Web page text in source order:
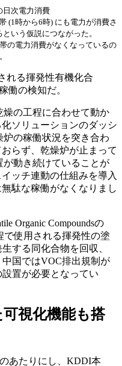
日次電力消費
(1時から6時) にも電力が消費さ
いう仮説につながった。
の電力消費がなくなっているの
れる揮発性有機化合
働の検知だ。
燥の工程に合わせて動か
ソリューションのダッシ
炉の稼働状況を突き合わ
らず、乾燥炉が止まって
動き続けていることが
ッチ連動の仕組みを導入
駄な稼働がなくなりまし
Organic Compoundsの
使用される揮発性の塗
する同化合物を回収、
国ではVOC排出規制が
置が必要となってい
視化機能も搭
あたりにし、KDDI本